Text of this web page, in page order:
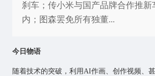
刹车；传小米与国产品牌合作推新
内；图森罢免所有独董...
今日物语
随着技术的突破，利用AI作画、创作视频、